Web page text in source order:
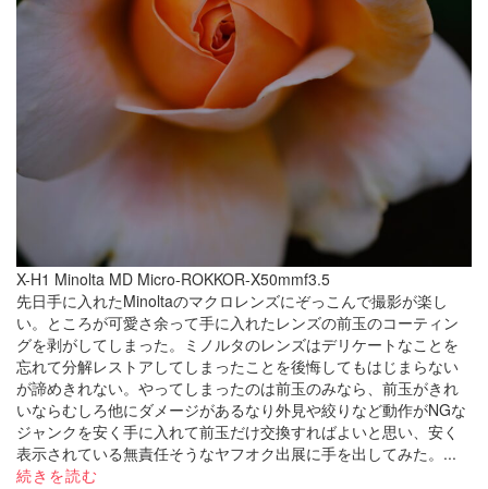
X-H1 Minolta MD Micro-ROKKOR-X50mmf3.5
先日手に入れたMinoltaのマクロレンズにぞっこんで撮影が楽し
い。ところが可愛さ余って手に入れたレンズの前玉のコーティン
グを剥がしてしまった。ミノルタのレンズはデリケートなことを
忘れて分解レストアしてしまったことを後悔してもはじまらない
が諦めきれない。やってしまったのは前玉のみなら、前玉がきれ
いならむしろ他にダメージがあるなり外見や絞りなど動作がNGな
ジャンクを安く手に入れて前玉だけ交換すればよいと思い、安く
表示されている無責任そうなヤフオク出展に手を出してみた。...
続きを読む